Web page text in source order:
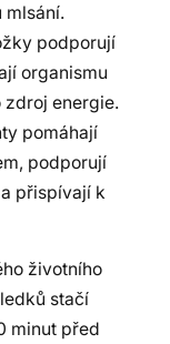
mlsání.
podporují
organismu
energie.
pomáhají
podporují
přispívají k
životního
stačí
minut před